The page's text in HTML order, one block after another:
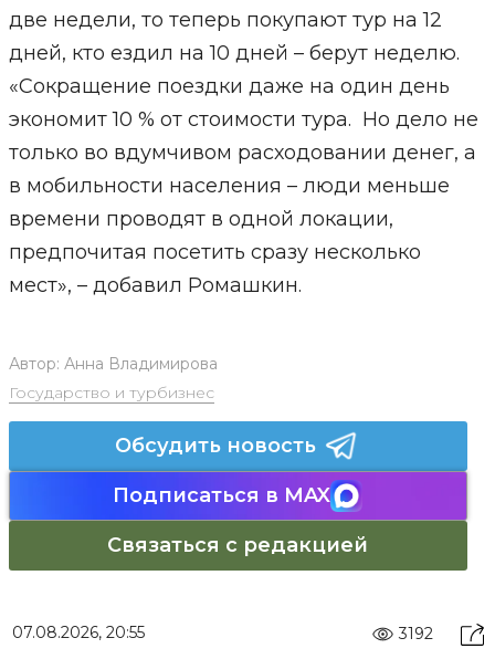
две недели, то теперь покупают тур на 12
дней, кто ездил на 10 дней – берут неделю.
«Сокращение поездки даже на один день
экономит 10 % от стоимости тура. Но дело не
только во вдумчивом расходовании денег, а
в мобильности населения – люди меньше
времени проводят в одной локации,
предпочитая посетить сразу несколько
мест», – добавил Ромашкин.
Автор: Анна Владимирова
Государство и турбизнес
Обсудить новость
Подписаться в MAX
Связаться с редакцией
07.08.2026, 20:55 3192